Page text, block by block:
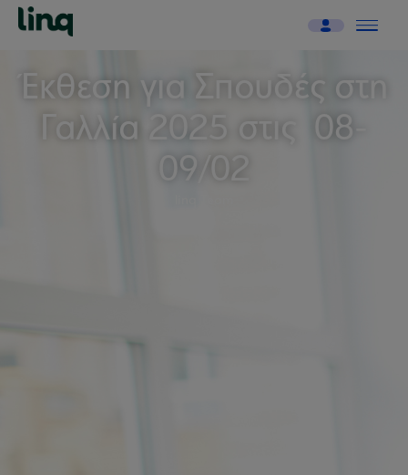
Έκθεση για Σπουδές στη
Γαλλία 2025 στις 08-
09/02